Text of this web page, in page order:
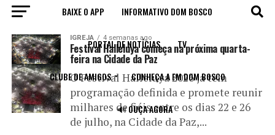
BAIXE O APP INFORMATIVO DOM BOSCO
PORTAL DE NOTÍCIAS TV
CLUBE DE AMIGOS CONHEÇA A FM DOM BOSCO
🔊 OUÇA AGORA
All posts tagged "Padre Fábio de Melo"
IGREJA 4 semanas ago
Festival Halleluya começa na próxima quarta-
feira na Cidade da Paz
O Festival Halleluya 2026 já tem
programação definida e promete reunir
milhares de fiéis entre os dias 22 e 26
de julho, na Cidade da Paz,...